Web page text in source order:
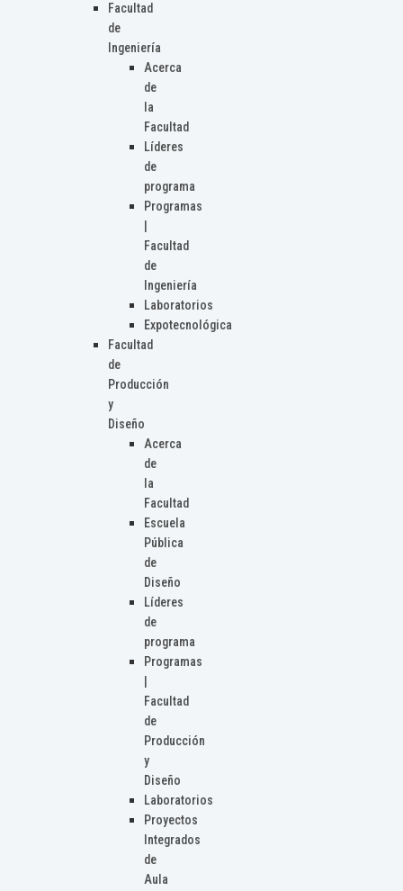
Facultad
de
Ingeniería
Acerca
de
la
Facultad
Líderes
de
programa
Programas
Facultad
de
Ingeniería
Laboratorios
Expotecnológica
Facultad
de
Producción
y
Diseño
Acerca
de
la
Facultad
Escuela
Pública
de
Diseño
Líderes
de
programa
Programas
Facultad
de
Producción
y
Diseño
Laboratorios
Proyectos
Integrados
de
Aula